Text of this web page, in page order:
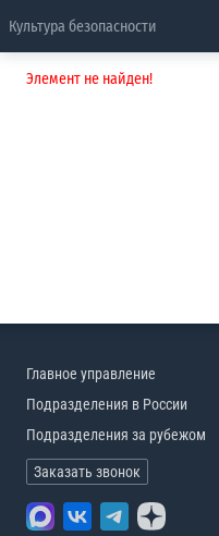
Культура безопасности
Элемент не найден!
Главное управление
Подразделения в России
Подразделения за рубежом
Заказать звонок